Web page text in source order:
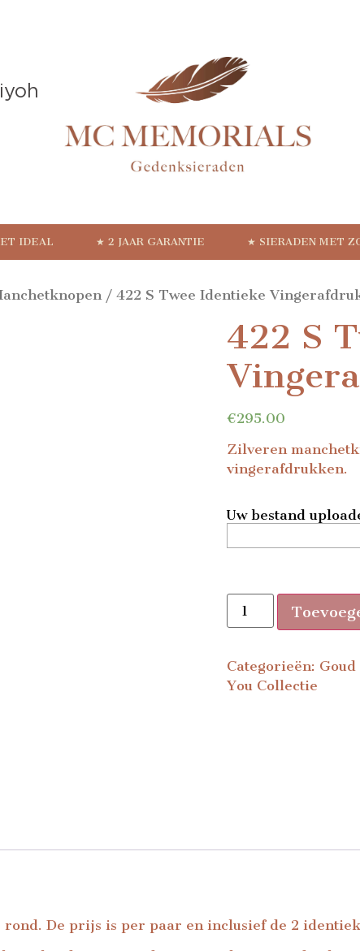
IDEAL ★ 2 JAAR GARANTIE ★ SIERADEN MET
/ 422 S Twee Identieke
422 S
€295.00
Zilveren
vingerafdrukken.
Uw bestand
Categorieën:
You Collectie
De prijs is per paar en inclusief de 2